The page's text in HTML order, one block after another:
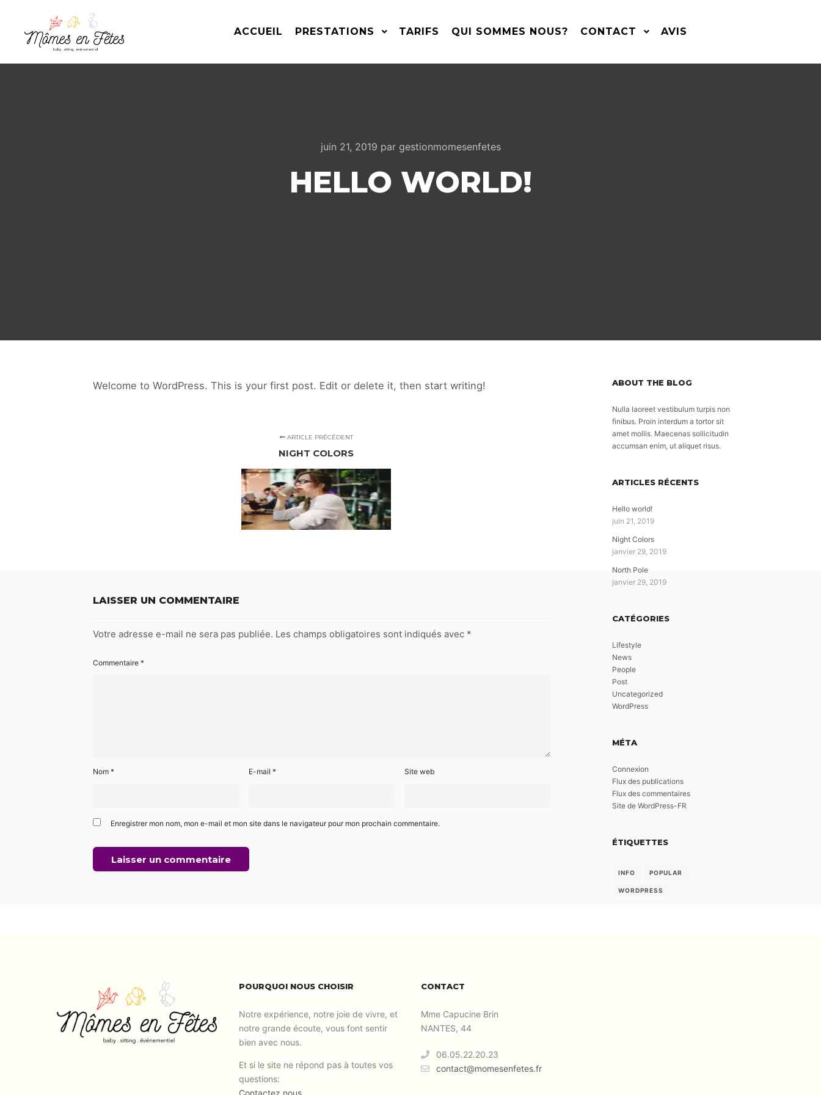
ACCUEIL PRESTATIONS TARIFS QUI SOMMES NOUS? CONTACT AVIS
juin 21, 2019 par gestionmomesenfetes
HELLO WORLD!
Welcome to WordPress. This is your first post. Edit or delete it, then start writing!
ARTICLE PRÉCÉDENT
NIGHT COLORS
LAISSER UN COMMENTAIRE
Votre adresse e-mail ne sera pas publiée. Les champs obligatoires sont indiqués avec *
Commentaire *
Nom * E-mail * Site web
Enregistrer mon nom, mon e-mail et mon site dans le navigateur pour mon prochain commentaire.
ABOUT THE BLOG
Nulla laoreet vestibulum turpis non
finibus. Proin interdum a tortor sit
amet mollis. Maecenas sollicitudin
accumsan enim, ut aliquet risus.
ARTICLES RÉCENTS
Hello world!
juin 21, 2019
Night Colors
janvier 29, 2019
North Pole
janvier 29, 2019
CATÉGORIES
Lifestyle
News
People
Post
Uncategorized
WordPress
MÉTA
Connexion
Flux des publications
Flux des commentaires
Site de WordPress-FR
ÉTIQUETTES
INFO POPULAR
WORDPRESS
POURQUOI NOUS CHOISIR
Notre expérience, notre joie de vivre, et
notre grande écoute, vous font sentir
bien avec nous.
Et si le site ne répond pas à toutes vos
questions:
Contactez nous
CONTACT
Mme Capucine Brin
NANTES, 44
06.05.22.20.23
contact@momesenfetes.fr